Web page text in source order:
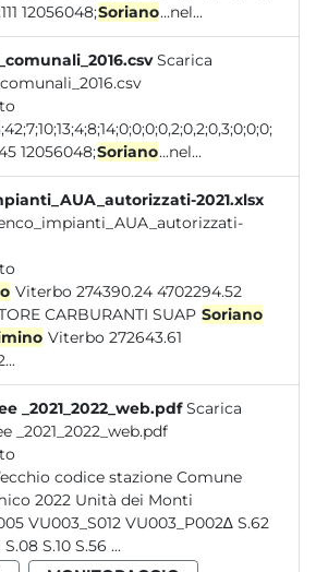
12056048;Soriano...nel...
Scarica
12056048;Soriano...nel...
2021.xlsx
Viterbo 274390.24 4702294.52
CARBURANTI SUAP Soriano
Viterbo 272643.61
_2021_2022_web.pdf Scarica
_2021_2022_web.pdf
Stato chimico 2022 Unità dei Monti
S.62
S.07A S.09 S.08 S.10 S.56 ...